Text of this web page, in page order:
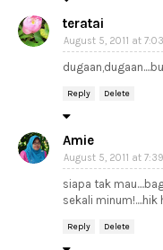
teratai
August 5, 2011 at 7:03
Reply Delete
Amie
August 5, 2011 at 7:39
siapa tak
sekali minum!....hik
Reply Delete